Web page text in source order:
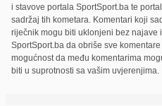
i stavove portala SportSport.ba te
sadržaj tih kometara. Komentari koji
riječnik mogu biti uklonjeni bez najave
SportSport.ba da obriše sve
mogućnost da među komentarima
biti u suprotnosti sa vašim uvjerenjima.